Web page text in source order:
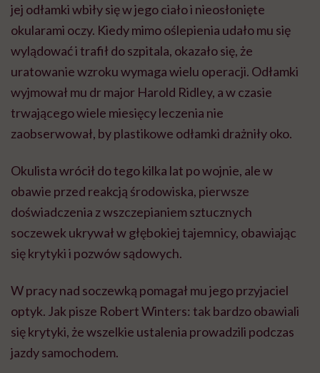
jej odłamki wbiły się w jego ciało i nieosłonięte
okularami oczy. Kiedy mimo oślepienia udało mu się
wylądować i trafił do szpitala, okazało się, że
uratowanie wzroku wymaga wielu operacji. Odłamki
wyjmował mu dr major Harold Ridley, a w czasie
trwającego wiele miesięcy leczenia nie
zaobserwował, by plastikowe odłamki drażniły oko.
Okulista wrócił do tego kilka lat po wojnie, ale w
obawie przed reakcją środowiska, pierwsze
doświadczenia z wszczepianiem sztucznych
soczewek ukrywał w głębokiej tajemnicy, obawiając
się krytyki i pozwów sądowych.
W pracy nad soczewką pomagał mu jego przyjaciel
optyk. Jak pisze Robert Winters: tak bardzo obawiali
się krytyki, że wszelkie ustalenia prowadzili podczas
jazdy samochodem.